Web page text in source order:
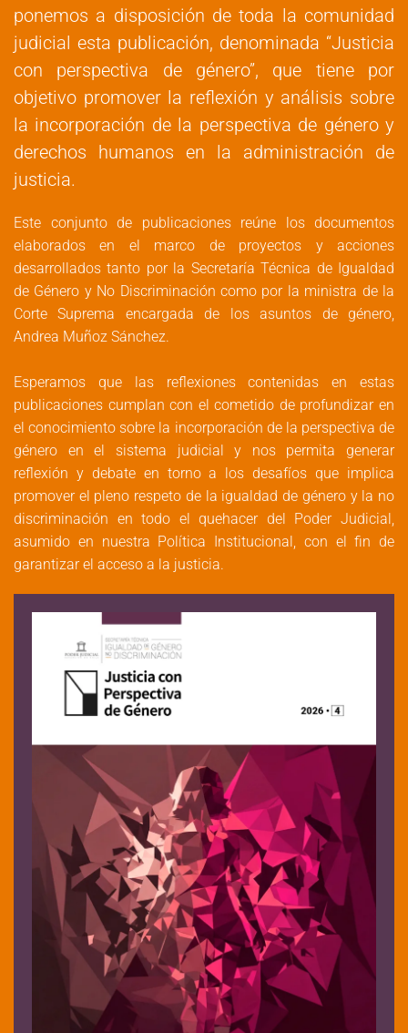
ponemos a disposición de toda la comunidad
judicial esta publicación, denominada “Justicia
con perspectiva de género”, que tiene por
objetivo promover la reflexión y análisis sobre
la incorporación de la perspectiva de género y
derechos humanos en la administración de
justicia.
Este conjunto de publicaciones reúne los documentos
elaborados en el marco de proyectos y acciones
desarrollados tanto por la Secretaría Técnica de Igualdad
de Género y No Discriminación como por la ministra de la
Corte Suprema encargada de los asuntos de género,
Andrea Muñoz Sánchez.
Esperamos que las reflexiones contenidas en estas
publicaciones cumplan con el cometido de profundizar en
el conocimiento sobre la incorporación de la perspectiva de
género en el sistema judicial y nos permita generar
reflexión y debate en torno a los desafíos que implica
promover el pleno respeto de la igualdad de género y la no
discriminación en todo el quehacer del Poder Judicial,
asumido en nuestra Política Institucional, con el fin de
garantizar el acceso a la justicia.